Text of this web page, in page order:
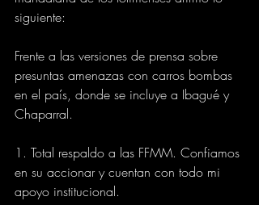
siguiente:
Frente a las versiones de prensa sobre
presuntas amenazas con carros bombas
en el país, donde se incluye a Ibagué y
Chaparral.
1. Total respaldo a las FFMM. Confiamos
en su accionar y cuentan con todo mi
apoyo institucional.